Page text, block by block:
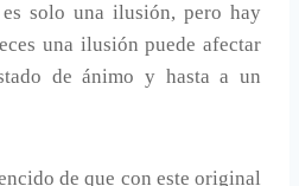
solo una ilusión, pero hay
una ilusión puede afectar
de ánimo y hasta a un
de que con este original